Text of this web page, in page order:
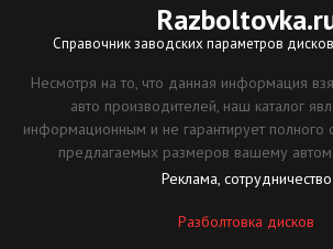
Razboltovka
Справочник заводских параметров
Несмотря на то, что данная информация
авто производителей, наш каталог
информационным и не гарантирует полного
предлагаемых размеров вашему
Реклама, сотрудничество
Разболтовка дисков